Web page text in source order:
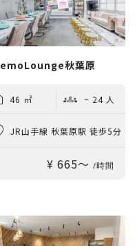
秋葉原
46 ㎡ ~ 24 人
JR山手線 秋葉原駅 徒歩5分
¥ 665〜 /時間